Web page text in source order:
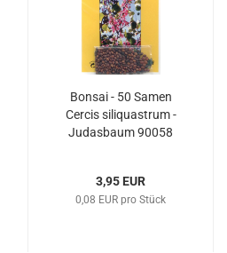
Bonsai - 50 Samen
Cercis siliquastrum -
Judasbaum 90058
3,95 EUR
0,08 EUR pro Stück